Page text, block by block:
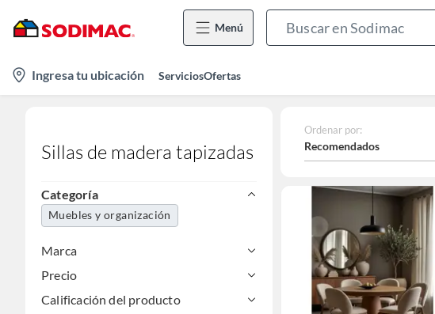
Menú
location-
icon
Ingresa tu ubicación ServiciosOfertas
Sillas de madera tapizadas
Categoría
Muebles y organización
Marca
Precio
Calificación del producto
Ordenar por:
Recomendados